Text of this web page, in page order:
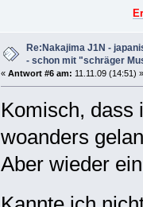
Re:Nakajima J1N -
- schon mit "schräger
« Antwort #6 am: 11.11.09 (14:51) »
Komisch, dass
woanders
Aber wieder